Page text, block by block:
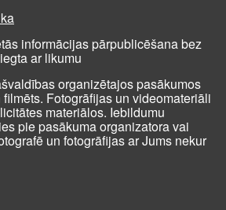
informācijas pārpublicēšana bez
ar likumu
organizētajos pasākumos
Fotogrāfijas un videomateriāli
materiālos. Iebildumu
pie pasākuma organizatora vai
un fotogrāfijas ar Jums nekur